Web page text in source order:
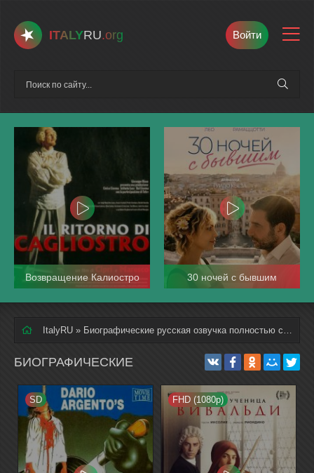
ITALYRU.org Войти
Возвращение Калиостро 30 ночей с бывшим
ItalyRU » Биографические русская озвучка полностью смотреть онлайн
БИОГРАФИЧЕСКИЕ
SD FHD (1080p)